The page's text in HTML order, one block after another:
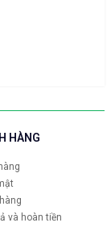
HÀNG
và hoàn tiền